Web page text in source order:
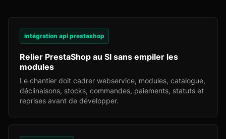
intégration api prestashop
Relier PrestaShop au SI sans empiler les
modules
Le chantier doit cadrer webservice, modules, catalogue,
déclinaisons, stocks, commandes, paiements, statuts et
reprises avant de développer.